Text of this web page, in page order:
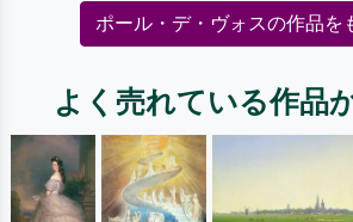
ポール・デ・ヴォスの作品を
よく売れている作品